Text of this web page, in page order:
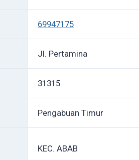
69947175
Jl. Pertamina
31315
Pengabuan Timur
KEC. ABAB